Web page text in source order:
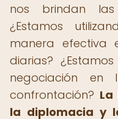
nos brindan
¿Estamos
manera efectiva
diarias?
negociación
confrontación?
la diplomacia y